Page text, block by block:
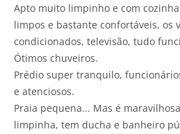
Apto muito limpinho e com
limpos e bastante confortáveis, os
condicionados, televisão, tudo
Ótimos chuveiros.
Prédio super tranquilo,
e atenciosos.
Praia pequena... Mas é
limpinha, tem ducha e banheiro